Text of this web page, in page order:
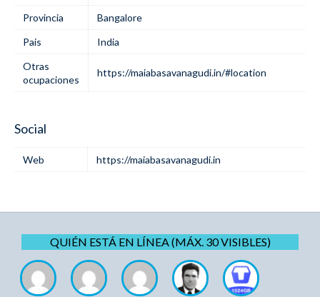
Provincia
Bangalore
Pais
India
Otras
ocupaciones
https://maiabasavanagudi.in/#location
Social
Web https://maiabasavanagudi.in
QUIÉN ESTÁ EN LÍNEA (MÁX. 30 VISIBLES)